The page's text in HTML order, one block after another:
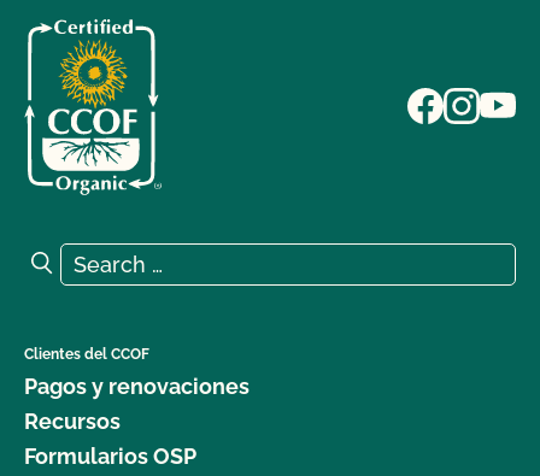
Search for:
Search
Clientes del CCOF
Pagos y renovaciones
Recursos
Formularios OSP